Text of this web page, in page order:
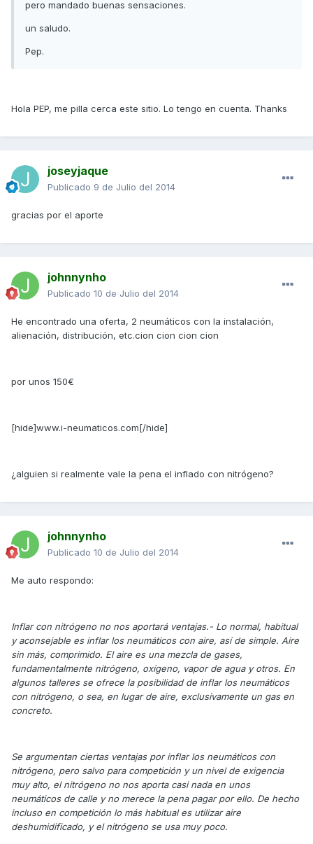
pero mandado buenas sensaciones.
un saludo.
Pep.
Hola PEP, me pilla cerca este sitio. Lo tengo en cuenta. Thanks
joseyjaque
Publicado 9 de Julio del 2014
gracias por el aporte
johnnynho
Publicado 10 de Julio del 2014
He encontrado una oferta, 2 neumáticos con la instalación,
alienación, distribución, etc.cion cion cion cion
por unos 150€
[hide]www.i-neumaticos.com[/hide]
¿alguien si realmente vale la pena el inflado con nitrógeno?
johnnynho
Publicado 10 de Julio del 2014
Me auto respondo:
Inflar con nitrógeno no nos aportará ventajas.- Lo normal, habitual
y aconsejable es inflar los neumáticos con aire, así de simple. Aire
sin más, comprimido. El aire es una mezcla de gases,
fundamentalmente nitrógeno, oxígeno, vapor de agua y otros. En
algunos talleres se ofrece la posibilidad de inflar los neumáticos
con nitrógeno, o sea, en lugar de aire, exclusivamente un gas en
concreto.
Se argumentan ciertas ventajas por inflar los neumáticos con
nitrógeno, pero salvo para competición y un nivel de exigencia
muy alto, el nitrógeno no nos aporta casi nada en unos
neumáticos de calle y no merece la pena pagar por ello. De hecho
incluso en competición lo más habitual es utilizar aire
deshumidificado, y el nitrógeno se usa muy poco.